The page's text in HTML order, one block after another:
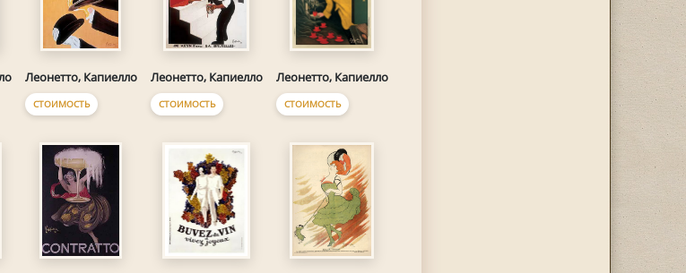
Леонетто, Капиелло
СТОИМОСТЬ
Леонетто, Капиелло
СТОИМОСТЬ
Леонетто, Капиелло
СТОИМОСТЬ